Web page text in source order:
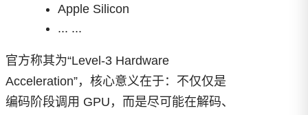
Apple Silicon
... ...
官方称其为“Level-3 Hardware
Acceleration”，核心意义在于：不仅仅是
编码阶段调用 GPU，而是尽可能在解码、